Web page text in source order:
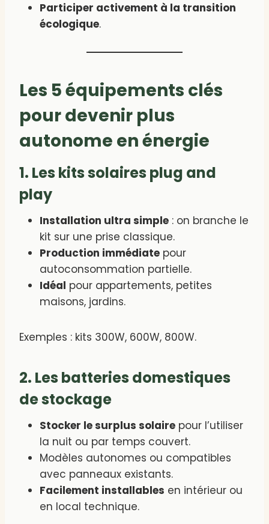
Participer activement à la transition
écologique.
Les 5 équipements clés
pour devenir plus
autonome en énergie
1. Les kits solaires plug and
play
Installation ultra simple : on branche le
kit sur une prise classique.
Production immédiate pour
autoconsommation partielle.
Idéal pour appartements, petites
maisons, jardins.
Exemples : kits 300W, 600W, 800W.
2. Les batteries domestiques
de stockage
Stocker le surplus solaire pour l’utiliser
la nuit ou par temps couvert.
Modèles autonomes ou compatibles
avec panneaux existants.
Facilement installables en intérieur ou
en local technique.